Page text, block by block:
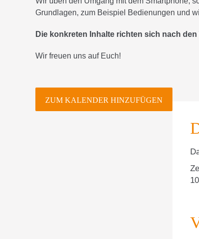
Grundlagen, zum Beispiel Bedienungen und
Die konkreten Inhalte richten sich nach
Wir freuen uns auf Euch!
ZUM KALENDER HINZUFÜGEN